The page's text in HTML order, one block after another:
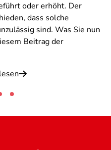
oder erhöht. Der
dass solche
sind. Was Sie nun
Beitrag der